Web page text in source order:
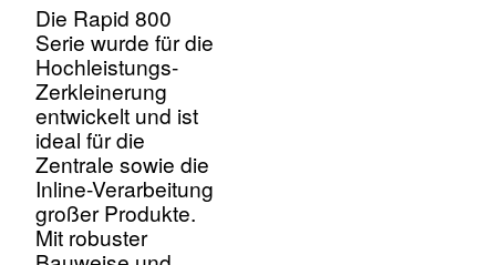
Die Rapid 800
Serie wurde für die
Hochleistungs-
Zerkleinerung
entwickelt und ist
ideal für die
Zentrale sowie die
Inline-Verarbeitung
großer Produkte.
Mit robuster